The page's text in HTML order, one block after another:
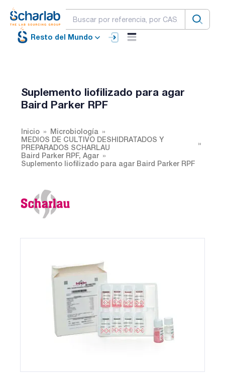
Resto del Mundo
Suplemento liofilizado para agar
Baird Parker RPF
Inicio
Microbiología
MEDIOS DE CULTIVO DESHIDRATADOS Y
PREPARADOS SCHARLAU
Baird Parker RPF, Agar
Suplemento liofilizado para agar Baird Parker RPF